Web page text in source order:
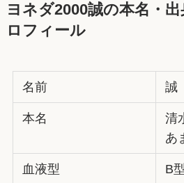
ヨネダ2000誠の本名・
ロフィール
名前 誠
本名
清
あ
血液型 B型